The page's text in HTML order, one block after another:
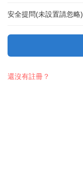
安全提問(未設置請忽略)
還沒有註冊？